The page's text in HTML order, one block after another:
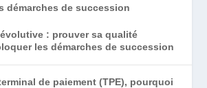
démarches de succession
de paiement (TPE), pourquoi